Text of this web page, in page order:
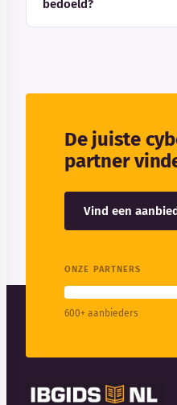
bedoeld?
De juiste
partner
Vind een
ONZE PARTNERS
600+ aanbieders